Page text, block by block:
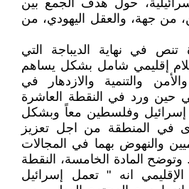
حول هدف الجمع بين
من جهة، والعقل اليهودي، من
في نهاية الديباجة التي
إقليمي شامل بشكل يساهم
والتنمية والازدهار في
حين ورد في النقطة العاشرة
"تعمل إسرائيل وفلسطين معاً وبشكل
في المنطقة من اجل تعزيز
والنهوض بهما في المجالات
المادة الخامسة، النقطة
انه " تعمل إسرائيل